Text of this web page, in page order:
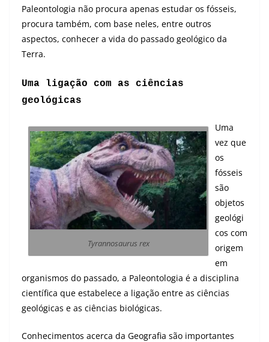
Paleontologia não procura apenas estudar os fósseis,
procura também, com base neles, entre outros
aspectos, conhecer a vida do passado geológico da
Terra.
Uma ligação com as ciências
geológicas
Tyrannosaurus rex
Uma
vez que
os
fósseis
são
objetos
geológi
cos com
origem
em
organismos do passado, a Paleontologia é a disciplina
científica que estabelece a ligação entre as ciências
geológicas e as ciências biológicas.
Conhecimentos acerca da Geografia são importantes